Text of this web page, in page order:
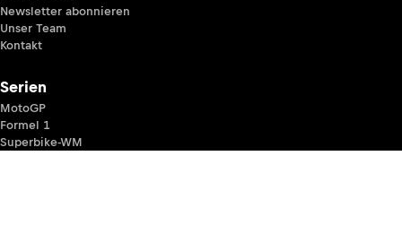
Newsletter abonnieren
Unser Team
Kontakt
Serien
MotoGP
Formel 1
Superbike-WM